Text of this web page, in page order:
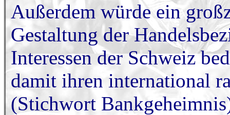
Außerdem würde ein
Gestaltung der
Interessen der Schweiz
damit ihren international
(Stichwort